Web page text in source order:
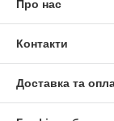
Про нас
Контакти
Доставка та